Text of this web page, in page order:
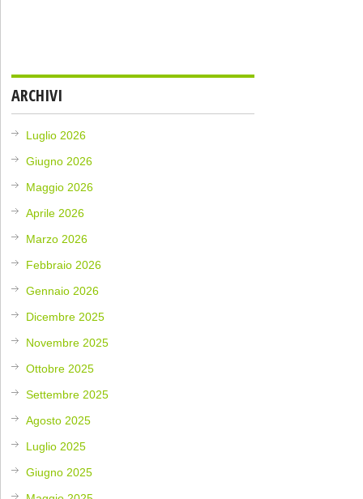
ARCHIVI
Luglio 2026
Giugno 2026
Maggio 2026
Aprile 2026
Marzo 2026
Febbraio 2026
Gennaio 2026
Dicembre 2025
Novembre 2025
Ottobre 2025
Settembre 2025
Agosto 2025
Luglio 2025
Giugno 2025